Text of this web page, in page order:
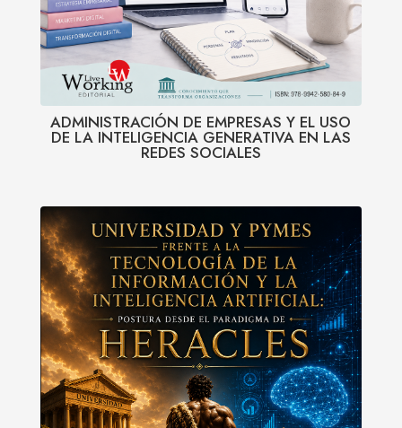
ADMINISTRACIÓN DE EMPRESAS Y EL USO
DE LA INTELIGENCIA GENERATIVA EN LAS
REDES SOCIALES